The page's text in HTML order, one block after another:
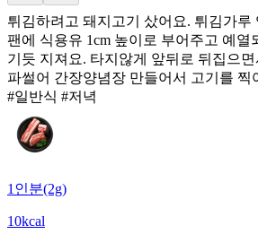
튀김하려고 돼지고기 샀어요. 튀김가루
팬에 식용유 1cm 높이로 부어주고 예열
기듯 지져요. 타지않게 앞뒤로 뒤집으
파썰어 간장양념장 만들어서 고기를 찍
#일반식 #저녁
1인분(2g)
10kcal